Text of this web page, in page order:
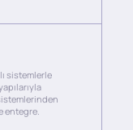
sistemlerle
entegre.